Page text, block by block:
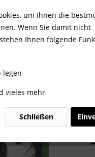
um Ihnen die
Wenn Sie damit nicht
Ihnen folgende
legen
vieles mehr
Schließen